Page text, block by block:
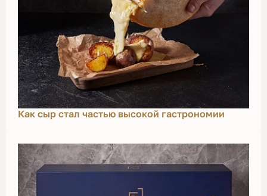
Как сыр стал частью высокой гастрономии